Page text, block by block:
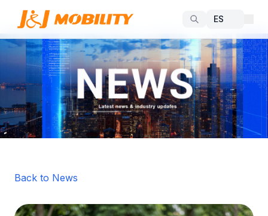
Back to News